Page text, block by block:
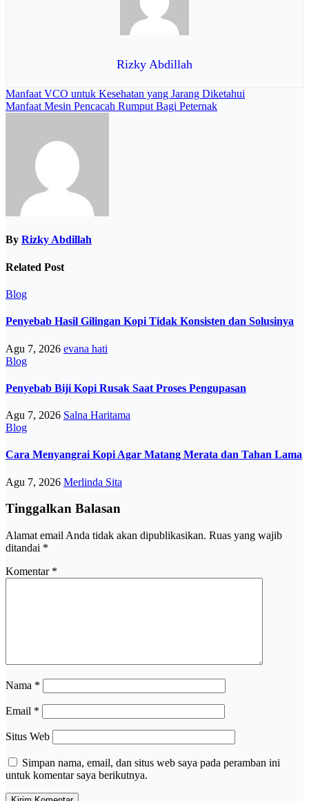
Rizky Abdillah
Navigasi
pos
Manfaat VCO untuk Kesehatan yang Jarang Diketahui
Manfaat Mesin Pencacah Rumput Bagi Peternak
By Rizky Abdillah
Related Post
Blog
Penyebab Hasil Gilingan Kopi Tidak Konsisten dan Solusinya
Agu 7, 2026 evana hati
Blog
Penyebab Biji Kopi Rusak Saat Proses Pengupasan
Agu 7, 2026 Salna Haritama
Blog
Cara Menyangrai Kopi Agar Matang Merata dan Tahan Lama
Agu 7, 2026 Merlinda Sita
Tinggalkan Balasan
Alamat email Anda tidak akan dipublikasikan. Ruas yang wajib
ditandai *
Komentar *
Nama *
Email *
Situs Web
Simpan nama, email, dan situs web saya pada peramban ini
untuk komentar saya berikutnya.